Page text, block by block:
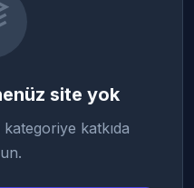
site yok
katkıda